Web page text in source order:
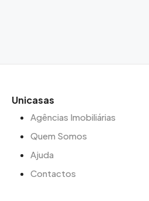
Unicasas
Agências Imobiliárias
Quem Somos
Ajuda
Contactos